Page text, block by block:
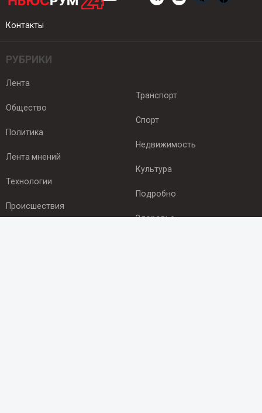
Контакты
РУБРИКИ
Лента
Общество
Политика
Лента мнений
Технологии
Происшествия
Транспорт
Спорт
Недвижимость
Культура
Подробно
Здоровье